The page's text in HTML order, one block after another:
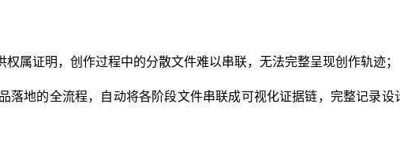
属证明，创作过程中的分散文件难以串联，无法完整呈现创作轨迹；
落地的全流程，自动将各阶段文件串联成可视化证据链，完整记录设